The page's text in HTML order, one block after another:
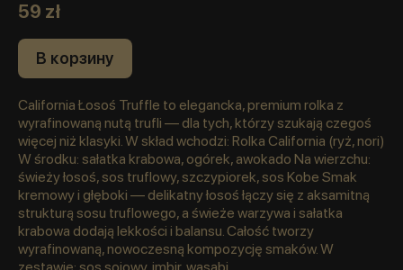
59 zł
В корзину
California Łosoś Truffle to elegancka, premium rolka z
wyrafinowaną nutą trufli — dla tych, którzy szukają czegoś
więcej niż klasyki. W skład wchodzi: Rolka California (ryż, nori)
W środku: sałatka krabowa, ogórek, awokado Na wierzchu:
świeży łosoś, sos truflowy, szczypiorek, sos Kobe Smak
kremowy i głęboki — delikatny łosoś łączy się z aksamitną
strukturą sosu truflowego, a świeże warzywa i sałatka
krabowa dodają lekkości i balansu. Całość tworzy
wyrafinowaną, nowoczesną kompozycję smaków. W